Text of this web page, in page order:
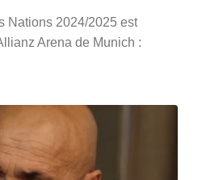
Nations 2024/2025 est
Arena de Munich :